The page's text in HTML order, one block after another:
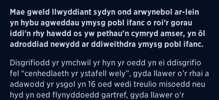
Mae gweld llwyddiant sydyn ond arwynebol ar-lein
yn hybu agweddau ymysg pobl ifanc o roi'r gorau
iddi'n rhy hawdd os yw pethau’n cymryd amser, yn ôl
adroddiad newydd ar ddiweithdra ymysg pobl ifanc.
Disgrifiodd yr ymchwil yr hyn yr oedd yn ei ddisgrifio
fel “cenhedlaeth yr ystafell wely”, gyda llawer o’r rhai a
adawodd yr ysgol yn 16 oed wedi treulio misoedd neu
hyd yn oed flynyddoedd gartref, gyda llawer o'r